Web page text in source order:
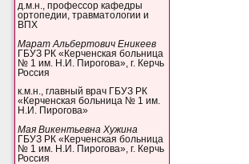
д.м.н., профессор кафедры
ортопедии, травматологии и
ВПХ
Марат Альбертович Еникеев
ГБУЗ РК «Керченская больница
№ 1 им. Н.И. Пирогова», г. Керчь
Россия
к.м.н., главный врач ГБУЗ РК
«Керченская больница № 1 им.
Н.И. Пирогова»
Мая Викентьевна Хужина
ГБУЗ РК «Керченская больница
№ 1 им. Н.И. Пирогова», г. Керчь
Россия